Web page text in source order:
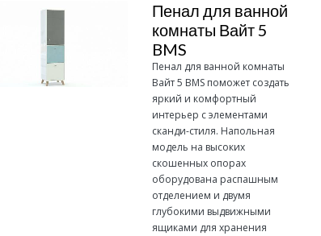
Пенал для ванной
комнаты Вайт 5
BMS
Пенал для ванной комнаты
Вайт 5 BMS поможет создать
яркий и комфортный
интерьер с элементами
сканди-стиля. Напольная
модель на высоких
скошенных опорах
оборудована распашным
отделением и двумя
глубокими выдвижными
ящиками для хранения